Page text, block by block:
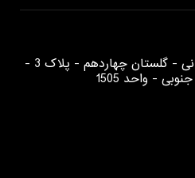
​تهران- بلوار اشرفی اصفهانی - گلستان چهاردهم - پلاک 3 -